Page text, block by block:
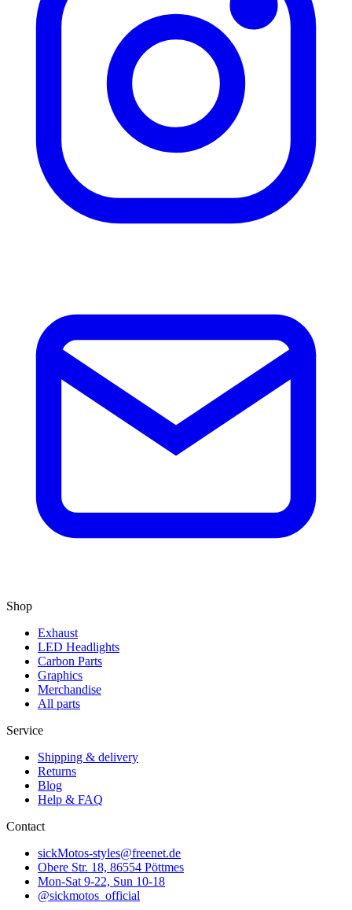
Shop
Exhaust
LED Headlights
Carbon Parts
Graphics
Merchandise
All parts
Service
Shipping & delivery
Returns
Blog
Help & FAQ
Contact
sickMotos-styles@freenet.de
Obere Str. 18, 86554 Pöttmes
Mon-Sat 9-22, Sun 10-18
@sickmotos_official